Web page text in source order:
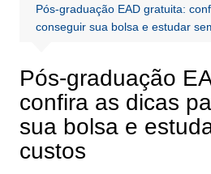
Pós-graduação EAD gratuita:
conseguir sua bolsa e estudar
Pós-graduação
confira as dicas
sua bolsa e
custos